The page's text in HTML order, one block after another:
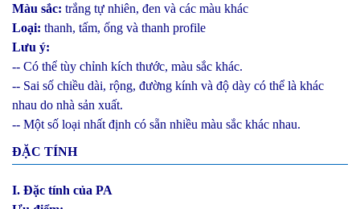
Màu sắc: trắng tự nhiên, đen và các màu khác
Loại: thanh, tấm, ống và thanh profile
Lưu ý:
-- Có thể tùy chỉnh kích thước, màu sắc khác.
-- Sai số chiều dài, rộng, đường kính và độ dày có thể là khác
nhau do nhà sản xuất.
-- Một số loại nhất định có sẵn nhiều màu sắc khác nhau.
ĐẶC TÍNH
I. Đặc tính của PA